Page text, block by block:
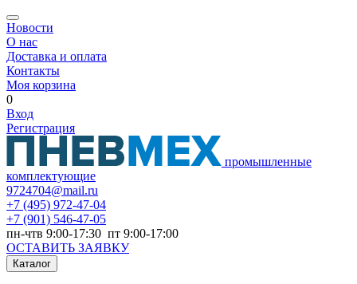
Новости
О нас
Доставка и оплата
Контакты
Моя корзина
0
Вход
Регистрация
промышленные
комплектующие
9724704@mail.ru
+7 (495) 972-47-04
+7 (901) 546-47-05
пн-чтв 9:00-17:30 пт 9:00-17:00
ОСТАВИТЬ ЗАЯВКУ
Каталог